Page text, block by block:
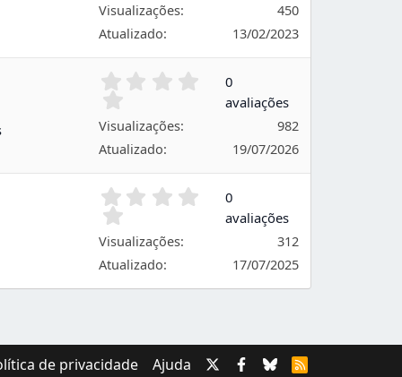
s
Visualizações
450
Atualizado
13/02/2023
s
0
avaliações
Visualizações
982
Atualizado
19/07/2026
s
e
0
avaliações
Visualizações
312
Atualizado
17/07/2025
de privacidade Ajuda
R